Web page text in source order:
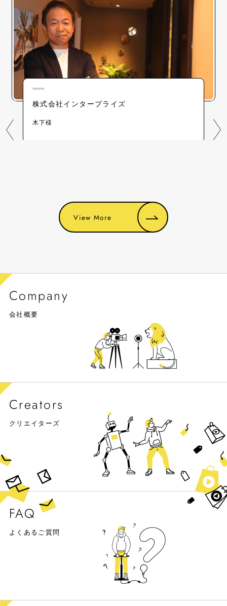
株式会社サントリーHD
View More
Company
会社概要
Creators
クリエイターズ
FAQ
よくあるご質問